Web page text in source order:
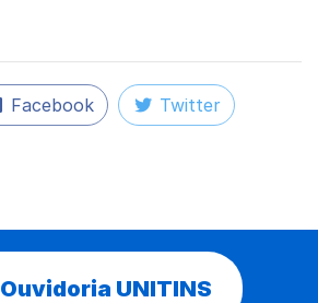
Facebook Twitter
Ouvidoria UNITINS